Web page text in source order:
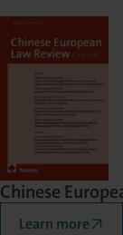
Chinese
Learn more